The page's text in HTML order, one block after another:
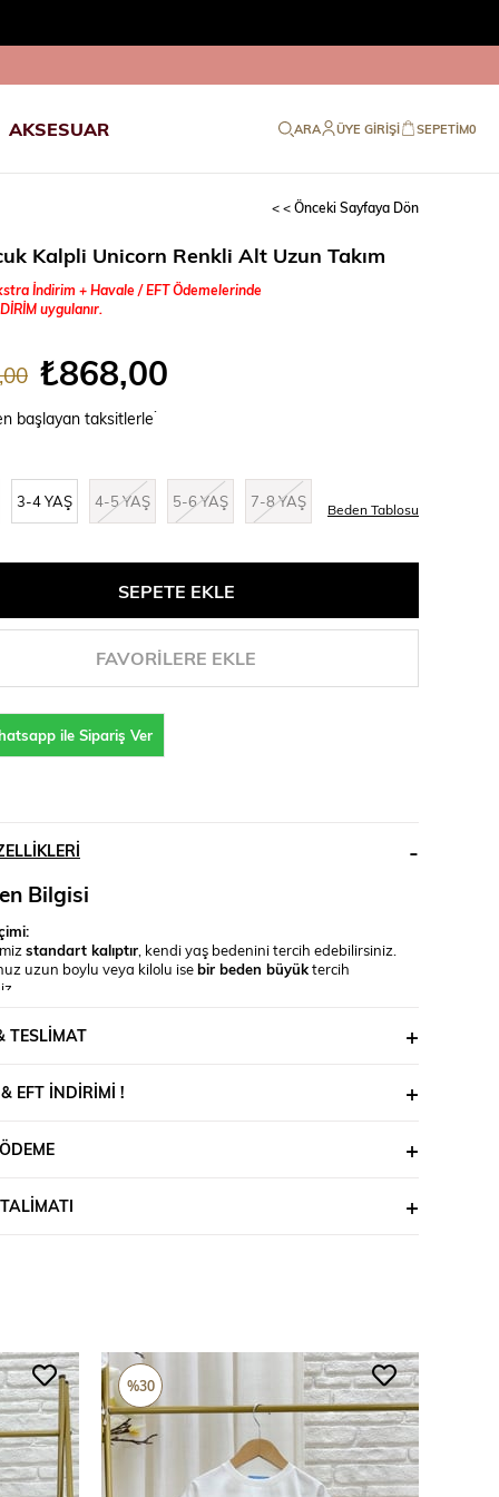
AKSESUAR ARA ÜYE GIRIŞI SEPETIM0
< < Önceki Sayfaya Dön
Kalpli Unicorn Renkli Alt Uzun Takım
İndirim + Havale / EFT Ödemelerinde
uygulanır.
₺868,00
başlayan taksitlerle
3-4 YAŞ 4-5 YAŞ 5-6 YAŞ 7-8 YAŞ Beden Tablosu
FAVORILERE EKLE
ile Sipariş Ver
Bilgisi
standart kalıptır , kendi yaş bedenini tercih edebilirsiniz.
uzun boylu veya kilolu isebir beden büyüktercih
uygun bedeni birlikte belirleyebiliriz.
TESLIMAT
EFT İNDIRIMI !
%30